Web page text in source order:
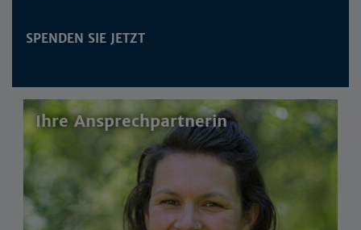
SPENDEN SIE JETZT
Ihre Ansprechpartnerin